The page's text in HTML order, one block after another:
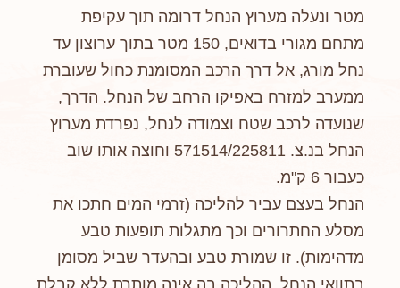
מטר ונעלה מערוץ הנחל דרומה תוך עקיפת
מתחם מגורי בדואים, 150 מטר בתוך ערוצון עד
נחל מורג, אל דרך הרכב המסומנת כחול שעוברת
ממערב למזרח באפיקו הרחב של הנחל. הדרך,
שנועדה לרכב שטח וצמודה לנחל, נפרדת מערוץ
הנחל בנ.צ. 571514/225811 וחוצה אותו שוב
כעבור 6 ק"מ.
הנחל בעצם עביר להליכה (זרמי המים חתכו את
מסלע החתרורים וכך מתגלות תופעות טבע
מדהימות). זו שמורת טבע ובהעדר שביל מסומן
בתוואי הנחל, ההליכה בה אינה מותרת ללא קבלת